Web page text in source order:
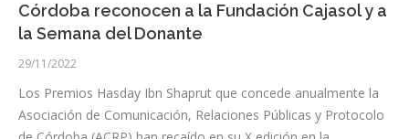
Córdoba reconocen a la Fundación Cajasol y a
la Semana del Donante
29/11/2022
Los Premios Hasday Ibn Shaprut que concede anualmente la
Asociación de Comunicación, Relaciones Públicas y Protocolo